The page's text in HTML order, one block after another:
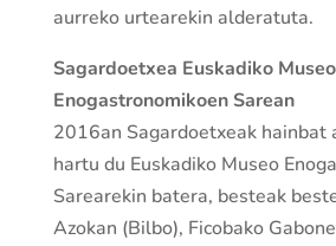
aurreko urtearekin alderatuta.
Sagardoetxea Euskadiko Museo
Enogastronomikoen Sarean
2016an Sagardoetxeak hainbat
hartu du Euskadiko Museo
Sarearekin batera, besteak
Azokan (Bilbo), Ficobako